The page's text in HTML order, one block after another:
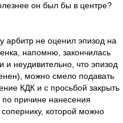
он был бы в центре?
арбитр не оценил эпизод на
напомню, закончилась
и неудивительно, что эпизод
можно смело подавать
КДК и с просьбой закрыть
причине нанесения
которой можно